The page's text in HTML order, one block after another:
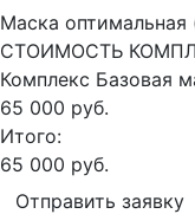
Маска оптимальная
СТОИМОСТЬ
Комплекс Базовая
65 000 руб.
Итого:
65 000 руб.
Отправить заявку